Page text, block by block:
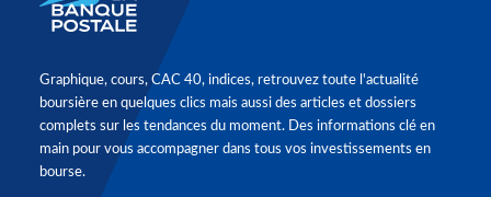
Graphique, cours, CAC 40, indices, retrouvez toute l'actualité
boursière en quelques clics mais aussi des articles et dossiers
complets sur les tendances du moment. Des informations clé en
main pour vous accompagner dans tous vos investissements en
bourse.